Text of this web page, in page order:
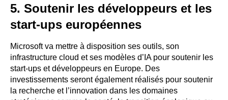
5. Soutenir les développeurs et les
start-ups européennes
Microsoft va mettre à disposition ses outils, son
infrastructure cloud et ses modèles d’IA pour soutenir les
start-ups et développeurs en Europe. Des
investissements seront également réalisés pour soutenir
la recherche et l’innovation dans les domaines